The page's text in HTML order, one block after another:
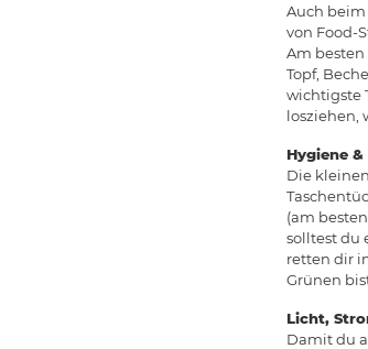
Auch
von Food-
Am
Topf,
wichtigste
losziehen,
Hygiene
Die
(am
solltest du
retten dir
Grünen
Licht,
Damit du